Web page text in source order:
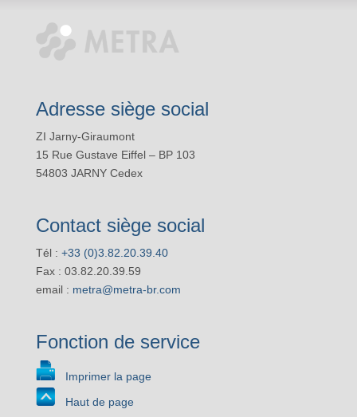
Adresse siège social
ZI Jarny-Giraumont
15 Rue Gustave Eiffel – BP 103
54803 JARNY Cedex
Contact siège social
Tél : +33 (0)3.82.20.39.40
Fax : 03.82.20.39.59
email : metra@metra-br.com
Fonction de service
Imprimer la page
Haut de page